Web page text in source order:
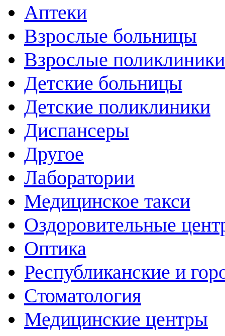
Аптеки
Взрослые больницы
Взрослые поликлиники
Детские больницы
Детские поликлиники
Диспансеры
Другое
Лаборатории
Медицинское такси
Оздоровительные
Оптика
Республиканские и
Стоматология
Медицинские центры